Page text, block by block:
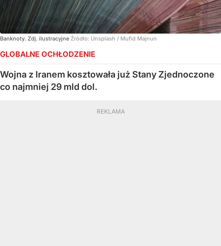
Banknoty. Zdj. ilustracyjne Źródło: Unsplash / Mufid Majnun
GLOBALNE OCHŁODZENIE
Wojna z Iranem kosztowała już Stany Zjednoczone
co najmniej 29 mld dol.